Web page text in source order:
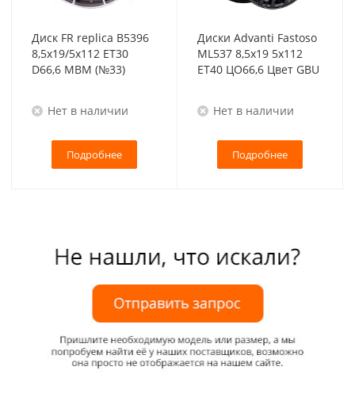
Диск FR replica B5396
8,5x19/5x112 ET30
D66,6 MBM (№33)
Нет в наличии
Подробнее
Диски Advanti Fastoso
ML537 8,5x19 5x112
ET40 ЦО66,6 Цвет GBU
Нет в наличии
Подробнее